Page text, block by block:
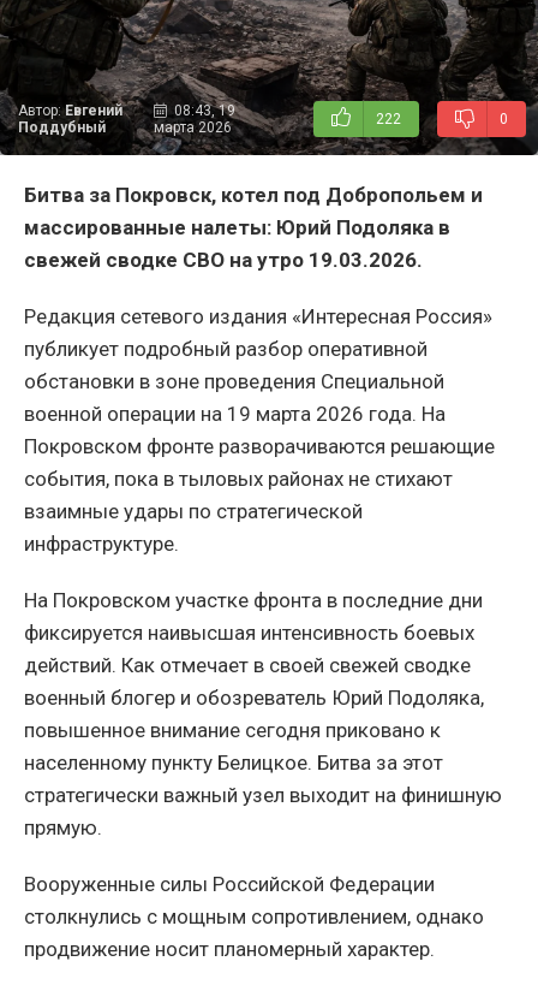
Автор:Евгений
Поддубный
08:43, 19
марта 2026
222 0
Битва за Покровск, котел под Добропольем и
массированные налеты: Юрий Подоляка в
свежей сводке СВО на утро 19.03.2026.
Редакция сетевого издания «Интересная Россия»
публикует подробный разбор оперативной
обстановки в зоне проведения Специальной
военной операции на 19 марта 2026 года. На
Покровском фронте разворачиваются решающие
события, пока в тыловых районах не стихают
взаимные удары по стратегической
инфраструктуре.
На Покровском участке фронта в последние дни
фиксируется наивысшая интенсивность боевых
действий. Как отмечает в своей свежей сводке
военный блогер и обозреватель Юрий Подоляка,
повышенное внимание сегодня приковано к
населенному пункту Белицкое. Битва за этот
стратегически важный узел выходит на финишную
прямую.
Вооруженные силы Российской Федерации
столкнулись с мощным сопротивлением, однако
продвижение носит планомерный характер.